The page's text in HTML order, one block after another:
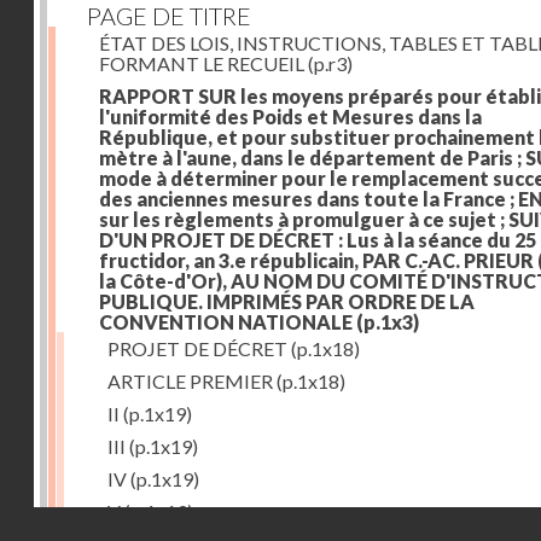
PAGE DE TITRE
ÉTAT DES LOIS, INSTRUCTIONS, TABLES ET
FORMANT LE RECUEIL (p.r3)
RAPPORT SUR les moyens préparés pour
l'uniformité des Poids et Mesures dans la
République, et pour substituer prochainement
mètre à l'aune, dans le département de Paris ;
mode à déterminer pour le remplacement
des anciennes mesures dans toute la France ;
sur les règlements à promulguer à ce sujet ;
D'UN PROJET DE DÉCRET : Lus à la séance du 25
fructidor, an 3.e républicain, PAR C.-AC. PRIEUR
la Côte-d'Or), AU NOM DU COMITÉ
PUBLIQUE. IMPRIMÉS PAR ORDRE DE LA
CONVENTION NATIONALE (p.1x3)
PROJET DE DÉCRET (p.1x18)
ARTICLE PREMIER (p.1x18)
II (p.1x19)
III (p.1x19)
IV(p.1x19)
V(p.1x19)